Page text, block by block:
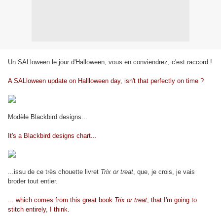
Un SALloween le jour d'Halloween, vous en conviendrez, c'est raccord !
A SALloween update on Hallloween day, isn't that perfectly on time ?
Modèle Blackbird designs...
It's a Blackbird designs chart...
...issu de ce très chouette livret Trix or treat, que, je crois, je vais
broder tout entier.
... which comes from this great book Trix or treat, that I'm going to
stitch entirely, I think.